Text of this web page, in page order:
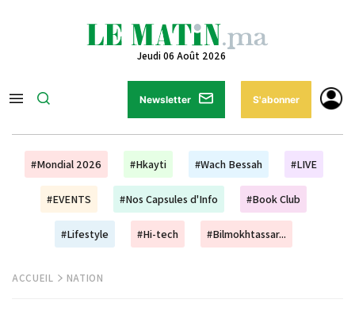
Jeudi 06 Août 2026
Newsletter S'abonner
#Mondial 2026 #Hkayti #Wach Bessah #LIVE
#EVENTS #Nos Capsules d'Info #Book Club
#Lifestyle #Hi-tech #Bilmokhtassar...
ACCUEIL NATION